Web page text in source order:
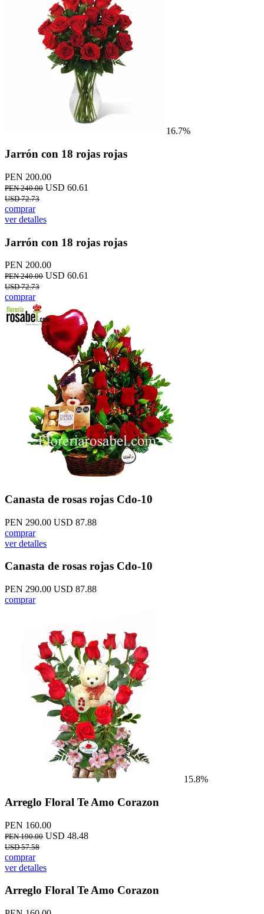
16.7%
Jarrón con 18 rojas rojas
PEN 200.00
PEN 240.00 USD 60.61
USD 72.73
comprar
ver detalles
Jarrón con 18 rojas rojas
PEN 200.00
PEN 240.00 USD 60.61
USD 72.73
comprar
Canasta de rosas rojas Cdo-10
PEN 290.00 USD 87.88
comprar
ver detalles
Canasta de rosas rojas Cdo-10
PEN 290.00 USD 87.88
comprar
15.8%
Arreglo Floral Te Amo Corazon
PEN 160.00
PEN 190.00 USD 48.48
USD 57.58
comprar
ver detalles
Arreglo Floral Te Amo Corazon